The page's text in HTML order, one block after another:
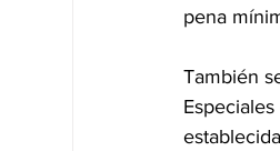
pena
También